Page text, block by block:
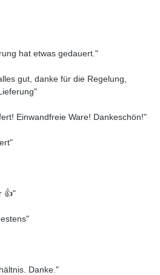
hat etwas gedauert."
gut, danke für die Regelung,
Einwandfreie Ware! Dankeschön!"
👍"
Danke."